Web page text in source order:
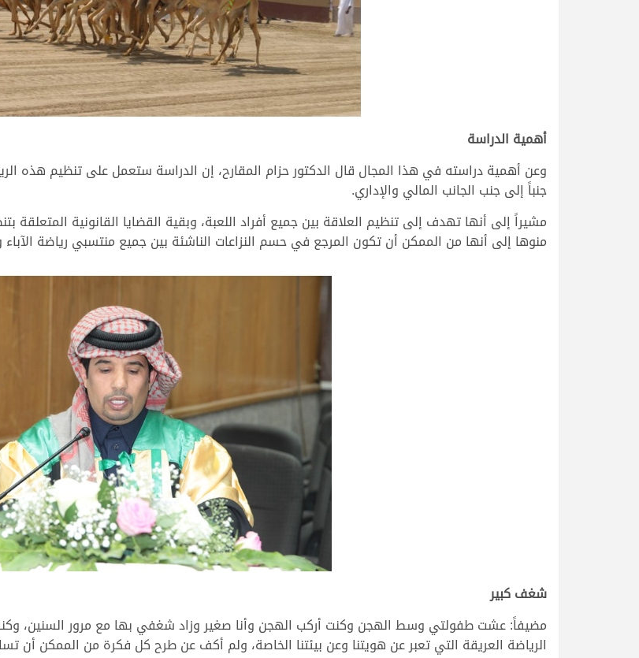
أهمية الدراسة
وعن أهمية دراسته في هذا المجال قال الدكتور حزام المقارح، إن الدراسة ستعمل على تنظيم هذه
جنباً إلى جنب الجانب المالي والإداري.
مشيراً إلى أنها تهدف إلى تنظيم العلاقة بين جميع أفراد اللعبة، وبقية القضايا القانونية المتعلقة
منوها إلى أنها من الممكن أن تكون المرجع في حسم النزاعات الناشئة بين جميع منتسبي رياضة الآباء
شغف كبير
مضيفاً: عشت طفولتي وسط الهجن وكنت أركب الهجن وأنا صغير وزاد شغفي بها مع مرور السنين،
الرياضة العريقة التي تعبر عن هويتنا وعن بيئتنا الخاصة، ولم أكف عن طرح كل فكرة من الممكن أن